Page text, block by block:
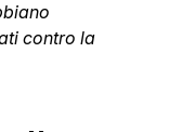
contro la